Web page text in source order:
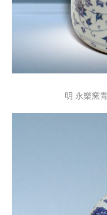
明 永樂窯